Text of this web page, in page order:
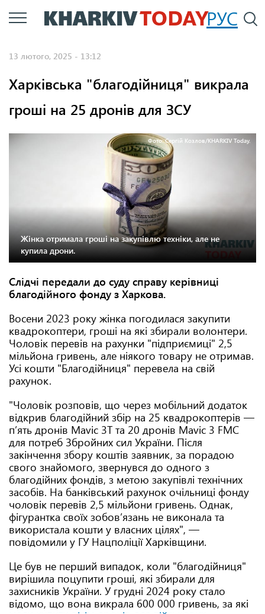
Перейти
до
РУС
13 лютого, 2025 - 13:12
Харківська "благодійниця" викрала
гроші на 25 дронів для ЗСУ
Фото: Сергій Козлов/KHARKIV Today.
Жінка отримала гроші на закупівлю техніки, але не
купила дрони.
Слідчі передали до суду справу керівниці
благодійного фонду з Харкова.
Восени 2023 року жінка погодилася закупити
квадрокоптери, гроші на які збирали волонтери.
Чоловік перевів на рахунки "підприємиці" 2,5
мільйона гривень, але ніякого товару не отримав.
Усі кошти "Благодійниця" перевела на свій
рахунок.
"Чоловік розповів, що через мобільний додаток
відкрив благодійний збір на 25 квадрокоптерів —
п’ять дронів Mavic 3T та 20 дронів Mavic 3 FMC
для потреб Збройних сил України. Після
закінчення збору коштів заявник, за порадою
свого знайомого, звернувся до одного з
благодійних фондів, з метою закупівлі технічних
засобів. На банківський рахунок очільниці фонду
чоловік перевів 2,5 мільйони гривень. Однак,
фігурантка своїх зобов’язань не виконала та
використала кошти у власних цілях", —
повідомили у ГУ Нацполіції Харківщини.
Це був не перший випадок, коли "благодійниця"
вирішила поцупити гроші, які збирали для
захисників України. У грудні 2024 року стало
відомо, що вона викрала 600 000 гривень, за які